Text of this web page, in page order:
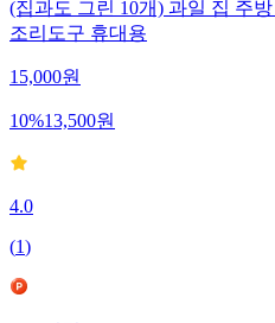
(집과도 그린 10개) 과일 집 주
조리도구 휴대용
15,000원
10%13,500원
4.0
(1)